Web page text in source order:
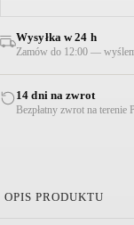
Wysyłka w 24 h
Zamów do 12:00 —
14 dni na zwrot
Bezpłatny zwrot na terenie
OPIS PRODUKTU